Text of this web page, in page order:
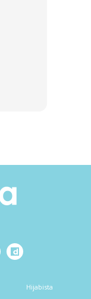
siar di
keluar untuk
Hijabista